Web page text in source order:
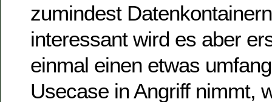
zumindest
interessant wird es aber
einmal einen etwas
Usecase in Angriff nimmt,